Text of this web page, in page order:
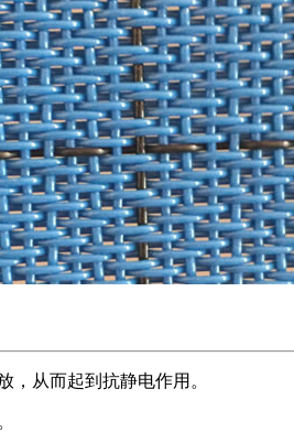
从而起到抗静电作用。